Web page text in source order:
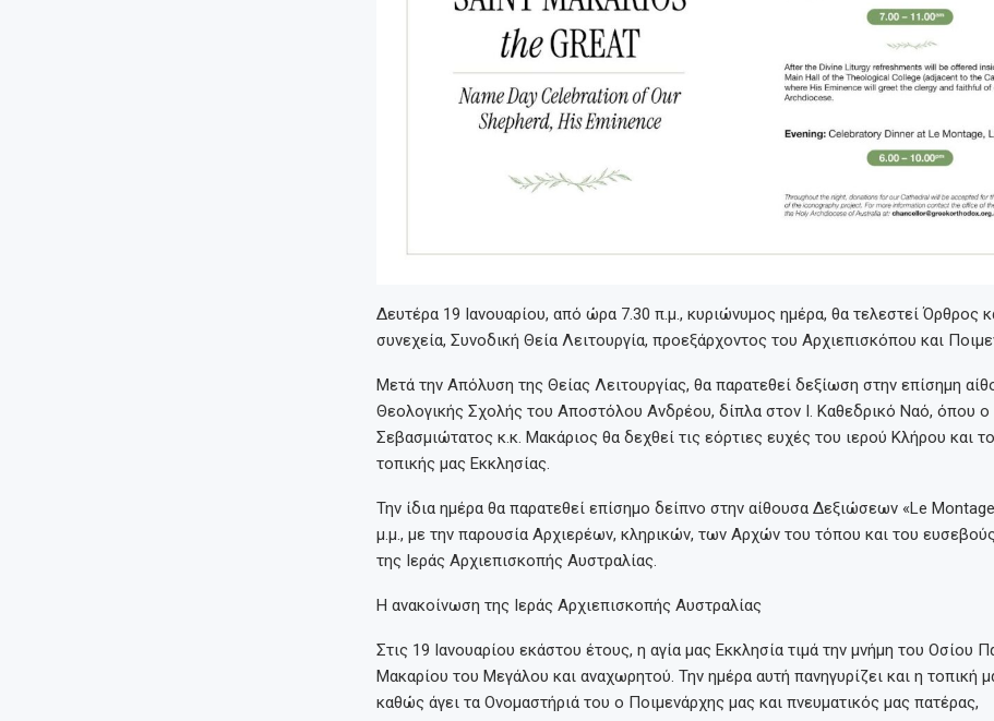
Δευτέρα 19 Ιανουαρίου, από ώρα 7.30 π.μ., κυριώνυμος ημέρα, θα τελεστεί Όρθρος
συνεχεία, Συνοδική Θεία Λειτουργία, προεξάρχοντος του Αρχιεπισκόπου και
Μετά την Απόλυση της Θείας Λειτουργίας, θα παρατεθεί δεξίωση στην επίσημη
Θεολογικής Σχολής του Αποστόλου Ανδρέου, δίπλα στον Ι. Καθεδρικό Ναό, όπου ο
Σεβασμιώτατος κ.κ. Μακάριος θα δεχθεί τις εόρτιες ευχές του ιερού Κλήρου και
τοπικής μας Εκκλησίας.
Την ίδια ημέρα θα παρατεθεί επίσημο δείπνο στην αίθουσα Δεξιώσεων «Le
μ.μ., με την παρουσία Αρχιερέων, κληρικών, των Αρχών του τόπου και του
της Ιεράς Αρχιεπισκοπής Αυστραλίας.
Η ανακοίνωση της Ιεράς Αρχιεπισκοπής Αυστραλίας
Στις 19 Ιανουαρίου εκάστου έτους, η αγία μας Εκκλησία τιμά την μνήμη του Οσίου
Μακαρίου του Μεγάλου και αναχωρητού. Την ημέρα αυτή πανηγυρίζει και η τοπική
καθώς άγει τα Ονομαστήριά του ο Ποιμενάρχης μας και πνευματικός μας πατέρας,